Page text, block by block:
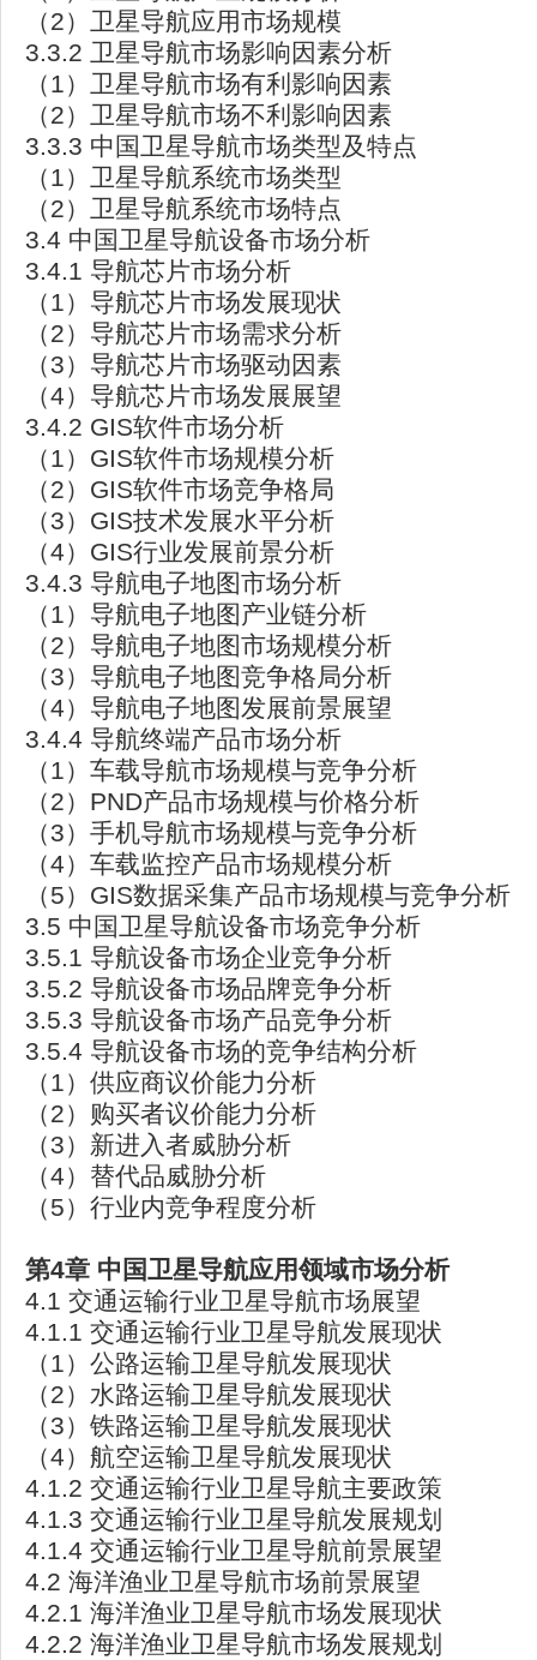
（2）卫星导航应用市场规模
3.3.2 卫星导航市场影响因素分析
（1）卫星导航市场有利影响因素
（2）卫星导航市场不利影响因素
3.3.3 中国卫星导航市场类型及特点
（1）卫星导航系统市场类型
（2）卫星导航系统市场特点
3.4 中国卫星导航设备市场分析
3.4.1 导航芯片市场分析
（1）导航芯片市场发展现状
（2）导航芯片市场需求分析
（3）导航芯片市场驱动因素
（4）导航芯片市场发展展望
3.4.2 GIS软件市场分析
（1）GIS软件市场规模分析
（2）GIS软件市场竞争格局
（3）GIS技术发展水平分析
（4）GIS行业发展前景分析
3.4.3 导航电子地图市场分析
（1）导航电子地图产业链分析
（2）导航电子地图市场规模分析
（3）导航电子地图竞争格局分析
（4）导航电子地图发展前景展望
3.4.4 导航终端产品市场分析
（1）车载导航市场规模与竞争分析
（2）PND产品市场规模与价格分析
（3）手机导航市场规模与竞争分析
（4）车载监控产品市场规模分析
（5）GIS数据采集产品市场规模与竞争分析
3.5 中国卫星导航设备市场竞争分析
3.5.1 导航设备市场企业竞争分析
3.5.2 导航设备市场品牌竞争分析
3.5.3 导航设备市场产品竞争分析
3.5.4 导航设备市场的竞争结构分析
（1）供应商议价能力分析
（2）购买者议价能力分析
（3）新进入者威胁分析
（4）替代品威胁分析
（5）行业内竞争程度分析
第4章 中国卫星导航应用领域市场分析
4.1 交通运输行业卫星导航市场展望
4.1.1 交通运输行业卫星导航发展现状
（1）公路运输卫星导航发展现状
（2）水路运输卫星导航发展现状
（3）铁路运输卫星导航发展现状
（4）航空运输卫星导航发展现状
4.1.2 交通运输行业卫星导航主要政策
4.1.3 交通运输行业卫星导航发展规划
4.1.4 交通运输行业卫星导航前景展望
4.2 海洋渔业卫星导航市场前景展望
4.2.1 海洋渔业卫星导航市场发展现状
4.2.2 海洋渔业卫星导航市场发展规划